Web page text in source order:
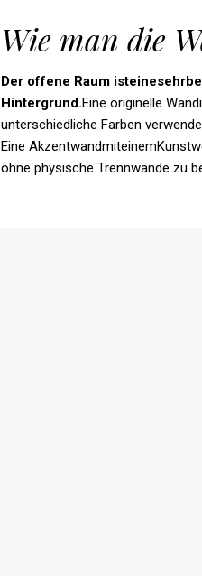
Wie man die
Der offene Raum
Hintergrund.Eine originelle
unterschiedliche Farben
Eine
ohne physische Trennwände zu